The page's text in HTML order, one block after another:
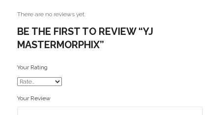
Ofertas
Stickers
There are no reviews yet.
BE THE FIRST TO REVIEW “YJ
MASTERMORPHIX”
Your Rating
Your Review